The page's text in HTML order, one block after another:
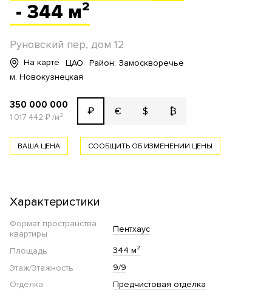
- 344 м²
Руновский пер, дом 12
На карте ЦАО
Район: Замоскворечье
м. Новокузнецкая
350 000 000
1 017 442 ₽/м² ₽ € $ ₿
ВАША ЦЕНА СООБЩИТЬ ОБ ИЗМЕНЕНИИ ЦЕНЫ
Характеристики
Формат пространства
квартиры
Пентхаус
Площадь
344 м²
Этаж/Этажность
9/9
Отделка
Предчистовая отделка